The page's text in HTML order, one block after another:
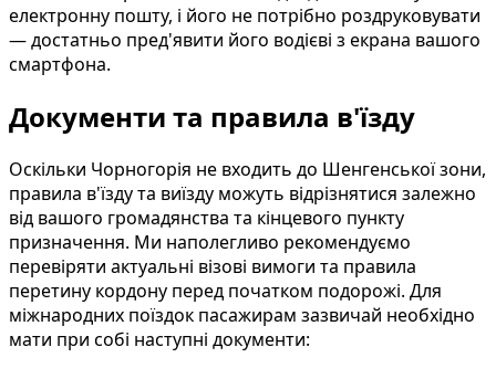
електронну пошту, і його не потрібно роздруковувати
— достатньо пред'явити його водієві з екрана вашого
смартфона.
Документи та правила в'їзду
Оскільки Чорногорія не входить до Шенгенської зони,
правила в'їзду та виїзду можуть відрізнятися залежно
від вашого громадянства та кінцевого пункту
призначення. Ми наполегливо рекомендуємо
перевіряти актуальні візові вимоги та правила
перетину кордону перед початком подорожі. Для
міжнародних поїздок пасажирам зазвичай необхідно
мати при собі наступні документи: